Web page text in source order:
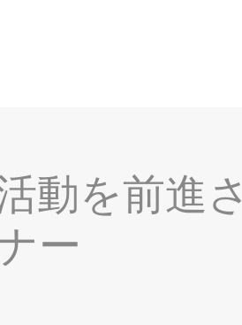
動を前進さ
ー